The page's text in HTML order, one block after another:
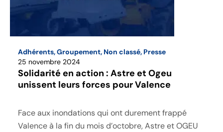
Adhérents,Groupement, Non classé, Presse
25 novembre 2024
Solidarité en action : Astre et Ogeu
unissent leurs forces pour Valence
Face aux inondations qui ont durement frappé
Valence à la fin du mois d’octobre, Astre et OGEU